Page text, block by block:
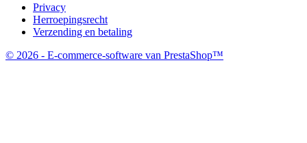
Privacy
Herroepingsrecht
Verzending en betaling
© 2026 - E-commerce-software van PrestaShop™